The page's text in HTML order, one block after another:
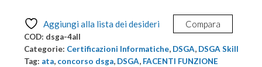
DSGA
4
punti
quantità
Aggiungi alla lista dei desideri Compara
COD: dsga-4all
Categorie: Certificazioni Informatiche, DSGA, DSGA Skill
Tag: ata, concorso dsga, DSGA, FACENTI FUNZIONE